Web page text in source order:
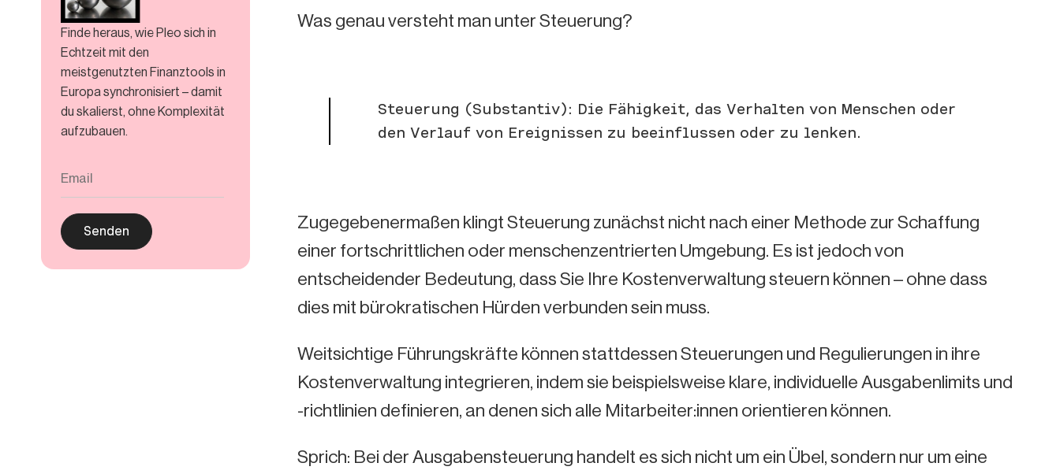
Finde heraus, wie Pleo sich in
Echtzeit mit den
meistgenutzten Finanztools in
Europa synchronisiert – damit
du skalierst, ohne Komplexität
aufzubauen.
Was genau versteht man unter Steuerung?
Steuerung (Substantiv): Die Fähigkeit, das Verhalten von Menschen oder
den Verlauf von Ereignissen zu beeinflussen oder zu lenken.
Zugegebenermaßen klingt Steuerung zunächst nicht nach einer Methode zur Schaffung
einer fortschrittlichen oder menschenzentrierten Umgebung. Es ist jedoch von
entscheidender Bedeutung, dass Sie Ihre Kostenverwaltung steuern können – ohne dass
dies mit bürokratischen Hürden verbunden sein muss.
Weitsichtige Führungskräfte können stattdessen Steuerungen und Regulierungen in ihre
Kostenverwaltung integrieren, indem sie beispielsweise klare, individuelle Ausgabenlimits und
-richtlinien definieren, an denen sich alle Mitarbeiter:innen orientieren können.
Sprich: Bei der Ausgabensteuerung handelt es sich nicht um ein Übel, sondern nur um eine